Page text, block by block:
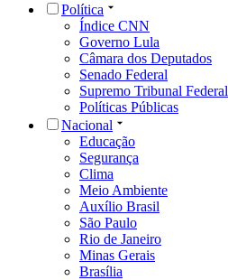
Política
Índice CNN
Governo Lula
Câmara dos Deputados
Senado Federal
Supremo Tribunal Federal
Políticas Públicas
Nacional
Educação
Segurança
Clima
Meio Ambiente
Auxílio Brasil
São Paulo
Rio de Janeiro
Minas Gerais
Brasília